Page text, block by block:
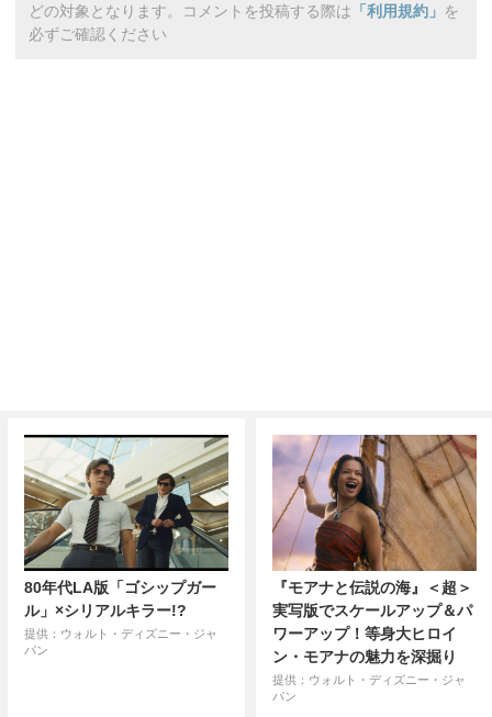
どの対象となります。コメントを投稿する際は 「利用規約」 を
必ずご確認ください
80年代LA版「ゴシップガー
ル」×シリアルキラー!?
提供：ウォルト・ディズニー・ジャ
パン
『モアナと伝説の海』＜超＞
実写版でスケールアップ＆パ
ワーアップ！等身大ヒロイ
ン・モアナの魅力を深掘り
提供：ウォルト・ディズニー・ジャ
パン